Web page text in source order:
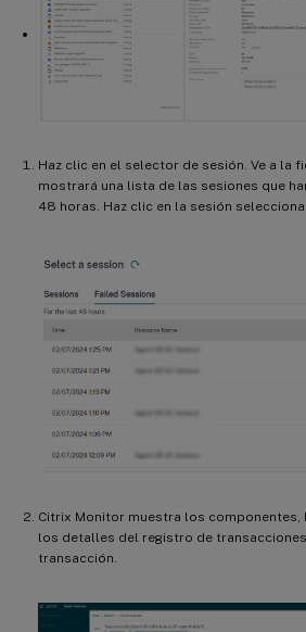
Haz clic en el selector de sesión. Ve a la
mostrará una lista de las sesiones que
48 horas. Haz clic en la sesión
Citrix Monitor muestra los
los detalles del registro de
transacción.